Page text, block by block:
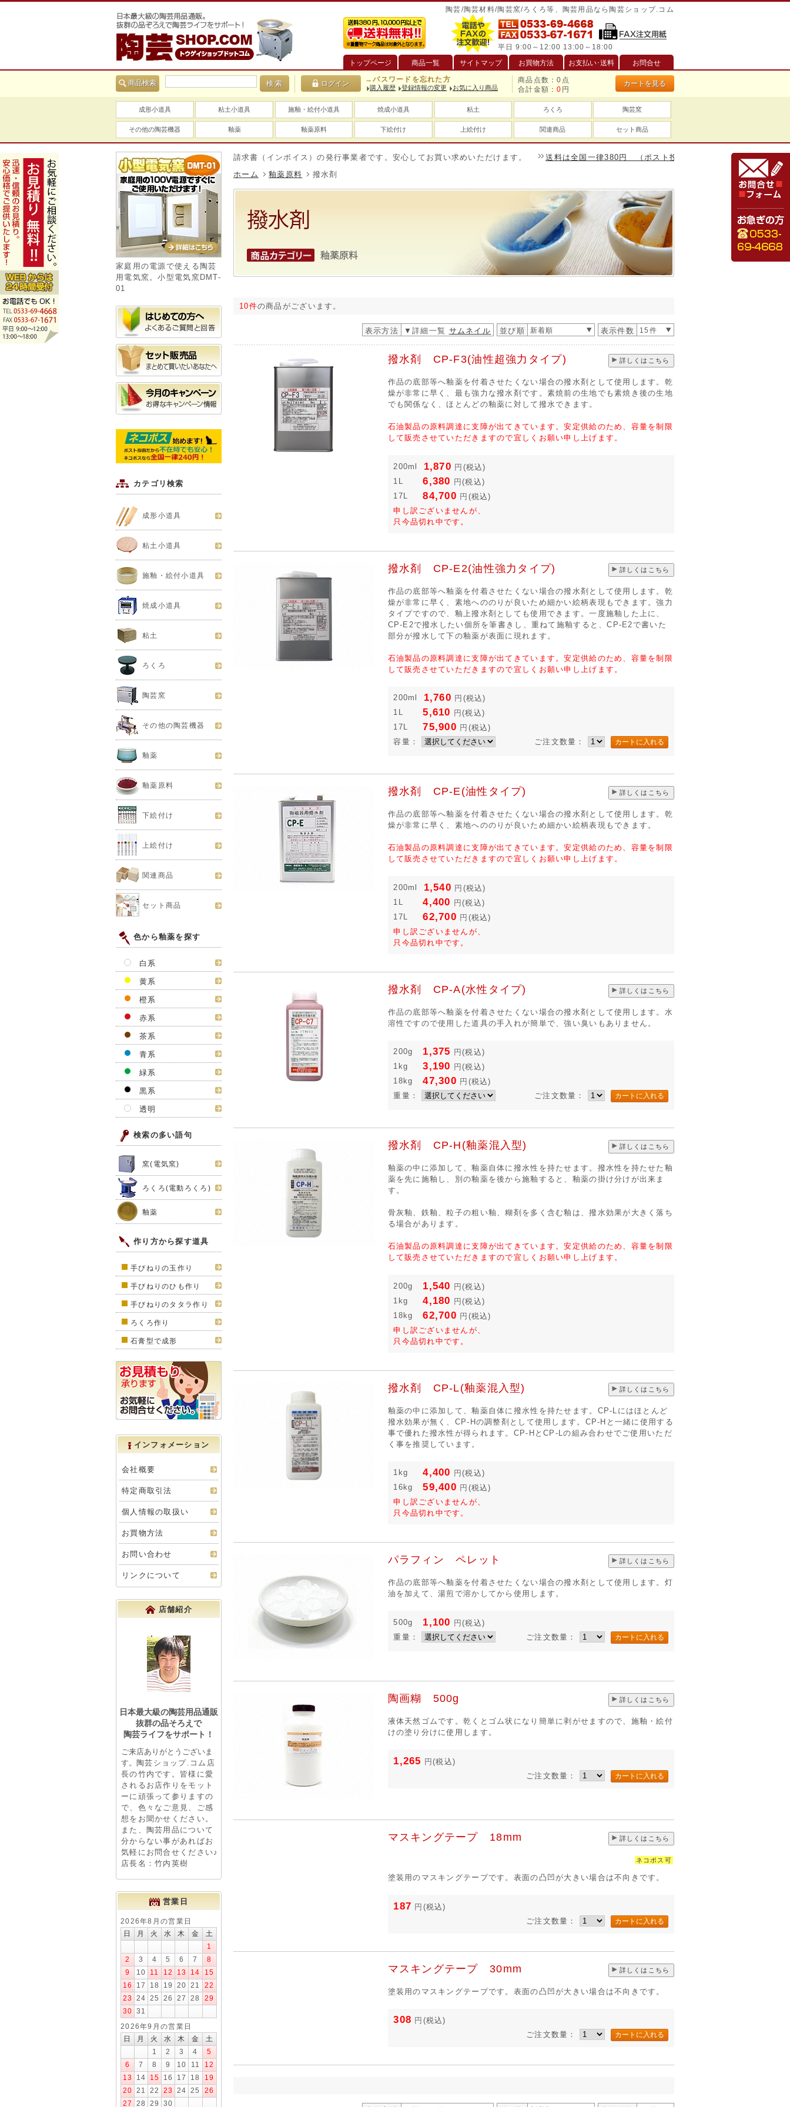
陶芸/陶芸材料/陶芸窯/ろくろ等、陶芸用品なら陶芸ショップ.コム
平日 9:00～12:00 13:00～18:00
トップページ
商品一覧 サイトマップ お買物方法 お支払い･送料 お問合せ
商品検索 →パスワードを忘れた方
購入履歴 登録情報の変更 お気に入り商品
商品点数：0 点
合計金額：0 円
カートを見る
成形小道具 粘土小道具 施釉・絵付小道具 焼成小道具 粘土 ろくろ 陶芸窯
その他の陶芸機器 釉薬 釉薬原料 下絵付け 上絵付け 関連商品 セット商品
当社は適格請求書（インボイス）の発行事業者です。安心してお買い求めいただけます。
送料は全国一律380円 （ポスト投函は240円）、一万円以上のお買い
ホーム
釉薬原料 撥水剤
10件の商品がございます。
表示方法 ▼詳細一覧 サムネイル 並び順 新着順 表示件数 15件
撥水剤 CP-F3(油性超強力タイプ) 詳しくはこちら
作品の底部等へ釉薬を付着させたくない場合の撥水剤として使用します。乾
燥が非常に早く、最も強力な撥水剤です。素焼前の生地でも素焼き後の生地
でも関係なく、ほとんどの釉薬に対して撥水できます。
石油製品の原料調達に支障が出てきています。安定供給のため、容量を制限
して販売させていただきますので宜しくお願い申し上げます。
200ml 1,870 円 (税込)
1L
6,380 円(税込)
17L
84,700 円 (税込)
申し訳ございませんが、
只今品切れ中です。
撥水剤 CP-E2(油性強力タイプ) 詳しくはこちら
作品の底部等へ釉薬を付着させたくない場合の撥水剤として使用します。乾
燥が非常に早く、素地へののりが良いため細かい絵柄表現もできます。強力
タイプですので、釉上撥水剤としても使用できます。一度施釉した上に、
CP-E2で撥水したい個所を筆書きし、重ねて施釉すると、CP-E2で書いた
部分が撥水して下の釉薬が表面に現れます。
石油製品の原料調達に支障が出てきています。安定供給のため、容量を制限
して販売させていただきますので宜しくお願い申し上げます。
200ml 1,760 円 (税込)
1L
5,610 円(税込)
17L
75,900 円 (税込)
容量：
ご注文数量：
撥水剤 CP-E(油性タイプ) 詳しくはこちら
作品の底部等へ釉薬を付着させたくない場合の撥水剤として使用します。乾
燥が非常に早く、素地へののりが良いため細かい絵柄表現もできます。
石油製品の原料調達に支障が出てきています。安定供給のため、容量を制限
して販売させていただきますので宜しくお願い申し上げます。
200ml 1,540 円 (税込)
1L
4,400 円(税込)
17L
62,700 円 (税込)
申し訳ございませんが、
只今品切れ中です。
撥水剤 CP-A(水性タイプ) 詳しくはこちら
作品の底部等へ釉薬を付着させたくない場合の撥水剤として使用します。水
溶性ですので使用した道具の手入れが簡単で、強い臭いもありません。
200g 1,375 円(税込)
1kg
3,190 円(税込)
18kg
47,300 円 (税込)
重量：
ご注文数量：
撥水剤 CP-H(釉薬混入型) 詳しくはこちら
釉薬の中に添加して、釉薬自体に撥水性を持たせます。撥水性を持たせた釉
薬を先に施釉し、別の釉薬を後から施釉すると、釉薬の掛け分けが出来ま
す。
骨灰釉、鉄釉、粒子の粗い釉、糊剤を多く含む釉は、撥水効果が大きく落ち
る場合があります。
石油製品の原料調達に支障が出てきています。安定供給のため、容量を制限
して販売させていただきますので宜しくお願い申し上げます。
200g 1,540 円(税込)
1kg
4,180 円(税込)
18kg
62,700 円 (税込)
申し訳ございませんが、
只今品切れ中です。
撥水剤 CP-L(釉薬混入型) 詳しくはこちら
釉薬の中に添加して、釉薬自体に撥水性を持たせます。CP-Lにはほとんど
撥水効果が無く、CP-Hの調整剤として使用します。CP-Hと一緒に使用する
事で優れた撥水性が得られます。CP-HとCP-Lの組み合わせでご使用いただ
く事を推奨しています。
1kg 4,400 円(税込)
16kg
59,400 円 (税込)
申し訳ございませんが、
只今品切れ中です。
パラフィン ペレット 詳しくはこちら
作品の底部等へ釉薬を付着させたくない場合の撥水剤として使用します。灯
油を加えて、湯煎で溶かしてから使用します。
500g 1,100 円(税込)
重量：
ご注文数量：
陶画糊 500g 詳しくはこちら
液体天然ゴムです。乾くとゴム状になり簡単に剥がせますので、施釉・絵付
けの塗り分けに使用します。
1,265 円(税込)
ご注文数量：
マスキングテープ 18mm 詳しくはこちら
ネコポス可
塗装用のマスキングテープです。表面の凸凹が大きい場合は不向きです。
187 円 (税込)
ご注文数量：
マスキングテープ 30mm 詳しくはこちら
塗装用のマスキングテープです。表面の凸凹が大きい場合は不向きです。
308 円 (税込)
ご注文数量：
家庭用の電源で使える陶芸
用電気窯。小型電気窯DMT-
01
カテゴリ検索
成形小道具
粘土小道具
施釉・絵付小道具
焼成小道具
粘土
ろくろ
陶芸窯
その他の陶芸機器
釉薬
釉薬原料
下絵付け
上絵付け
関連商品
セット商品
色から釉薬を探す
白系
黄系
橙系
赤系
茶系
青系
緑系
黒系
透明
検索の多い語句
窯(電気窯)
ろくろ(電動ろくろ)
釉薬
作り方から探す道具
手びねりの玉作り
手びねりのひも作り
手びねりのタタラ作り
ろくろ作り
石膏型で成形
インフォメーション
会社概要
特定商取引法
個人情報の取扱い
お買物方法
お問い合わせ
リンクについて
店舗紹介
日本最大級の陶芸用品通販
抜群の品そろえで
陶芸ライフをサポート！
ご来店ありがとうございま
す。 陶芸ショップ.コム店
長の竹内です。皆様に愛
されるお店作りをモット
ーに頑張って参りますの
で、色々なご意見、ご感
想をお聞かせください。
また、陶芸用品について
分からない事があればお
気軽にお問合せください♪
店長名：竹内英樹
営業日
2026年8月の営業日
日
月 火 水 木 金
土
1
2
3 4 5 6 7
8
9
10 11 12 13 14
15
16
17 18 19 20 21
22
23 24 25 26 27 28
29
30 31
2026年9月の営業日
日
月 火 水 木 金
土
1
2 3 4
5
6
7 8 9 10 11
12
13
14 15 16 17 18
19
20 21 22 23 24 25
26
27
28 29 30